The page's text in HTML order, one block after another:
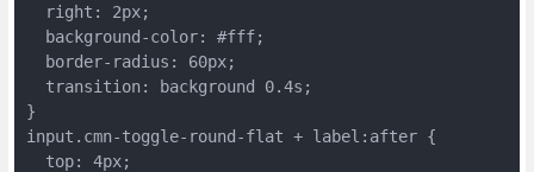
  right: 2px;
  background-color: #fff;
  border-radius: 60px;
  transition: background 0.4s;
}
input.cmn-toggle-round-flat + label:after {
  top: 4px;